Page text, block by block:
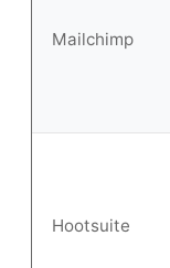
Mailchimp
Hootsuite